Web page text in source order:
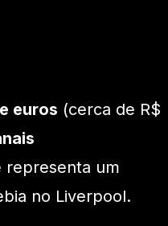
euros (cerca de R$
representa um
no Liverpool.